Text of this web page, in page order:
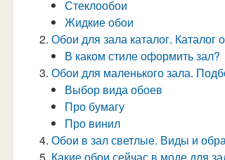
Стеклообои
Жидкие обои
Обои для зала каталог. Каталог
В каком стиле оформить зал?
Обои для маленького зала.
Выбор вида обоев
Про бумагу
Про винил
Обои в зал светлые. Виды и